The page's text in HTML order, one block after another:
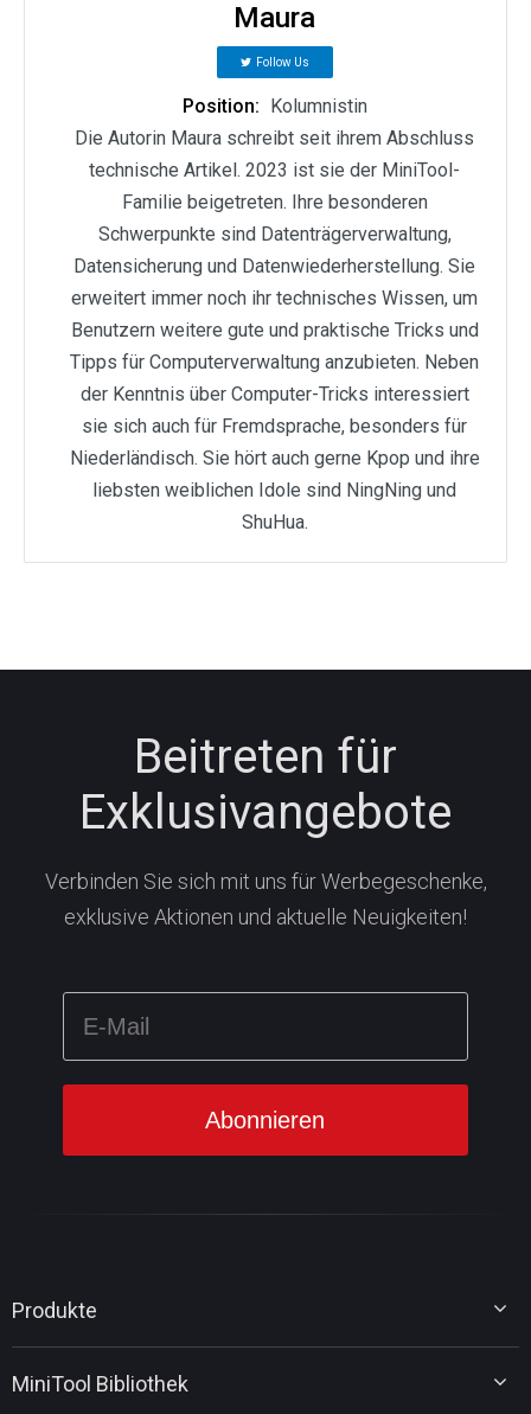
Maura
Follow Us
Position: Kolumnistin
Die Autorin Maura schreibt seit ihrem Abschluss
technische Artikel. 2023 ist sie der MiniTool-
Familie beigetreten. Ihre besonderen
Schwerpunkte sind Datenträgerverwaltung,
Datensicherung und Datenwiederherstellung. Sie
erweitert immer noch ihr technisches Wissen, um
Benutzern weitere gute und praktische Tricks und
Tipps für Computerverwaltung anzubieten. Neben
der Kenntnis über Computer-Tricks interessiert
sie sich auch für Fremdsprache, besonders für
Niederländisch. Sie hört auch gerne Kpop und ihre
liebsten weiblichen Idole sind NingNing und
ShuHua.
Beitreten für
Exklusivangebote
Verbinden Sie sich mit uns für Werbegeschenke,
exklusive Aktionen und aktuelle Neuigkeiten!
Produkte
MiniTool Power Data Recovery
MiniTool Bibliothek